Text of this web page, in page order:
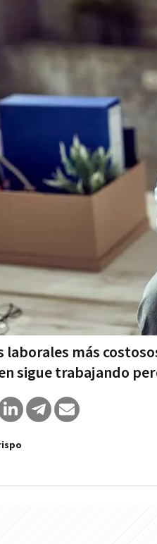
laborales más
sigue trabajando